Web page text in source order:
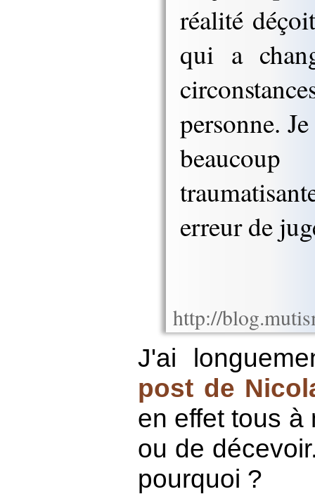
réalité
qui a
personne.
erreur de
J'ai
post de
en effet tous à
ou de
pourquoi ?